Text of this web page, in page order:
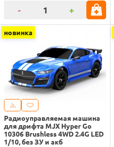
- +
новинка
Радиоуправляемая машина
для дрифта MJX Hyper Go
10306 Brushless 4WD 2.4G LED
1/10, без ЗУ и акб